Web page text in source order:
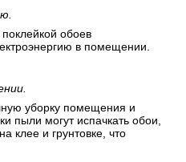
обоев
в помещении.
уборку помещения и
пыли могут испачкать обои,
клее и грунтовке, что